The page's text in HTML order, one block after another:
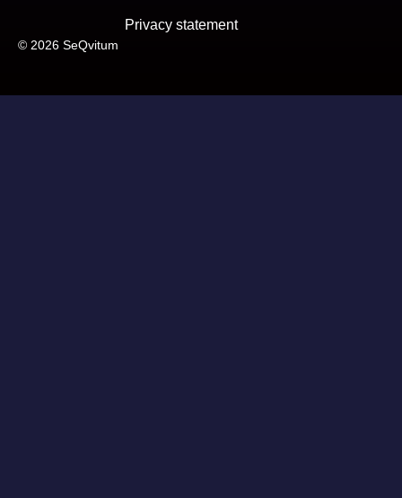
© 2026 SeQvitum
Privacy statement